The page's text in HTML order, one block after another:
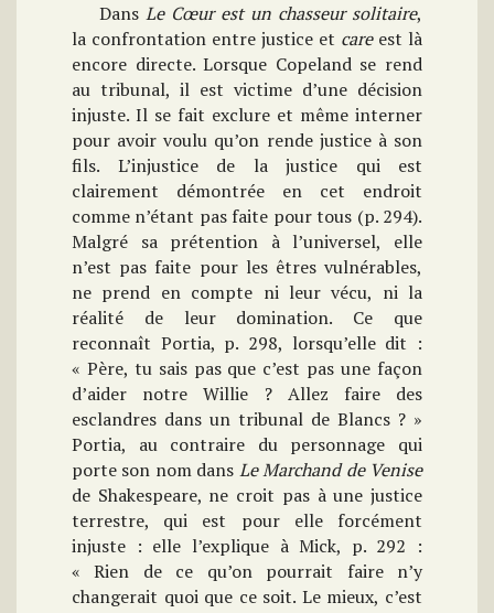
Dans Le Cœur est un chasseur solitaire,
la confrontation entre justice et careest là
encore directe. Lorsque Copeland se rend
au tribunal, il est victime d’une décision
injuste. Il se fait exclure et même interner
pour avoir voulu qu’on rende justice à son
fils. L’injustice de la justice qui est
clairement démontrée en cet endroit
comme n’étant pas faite pour tous (p. 294).
Malgré sa prétention à l’universel, elle
n’est pas faite pour les êtres vulnérables,
ne prend en compte ni leur vécu, ni la
réalité de leur domination. Ce que
reconnaît Portia, p. 298, lorsqu’elle dit :
« Père, tu sais pas que c’est pas une façon
d’aider notre Willie ? Allez faire des
esclandres dans un tribunal de Blancs ? »
Portia, au contraire du personnage qui
porte son nom dans Le Marchand de Venise
de Shakespeare, ne croit pas à une justice
terrestre, qui est pour elle forcément
injuste : elle l’explique à Mick, p. 292 :
« Rien de ce qu’on pourrait faire n’y
changerait quoi que ce soit. Le mieux, c’est